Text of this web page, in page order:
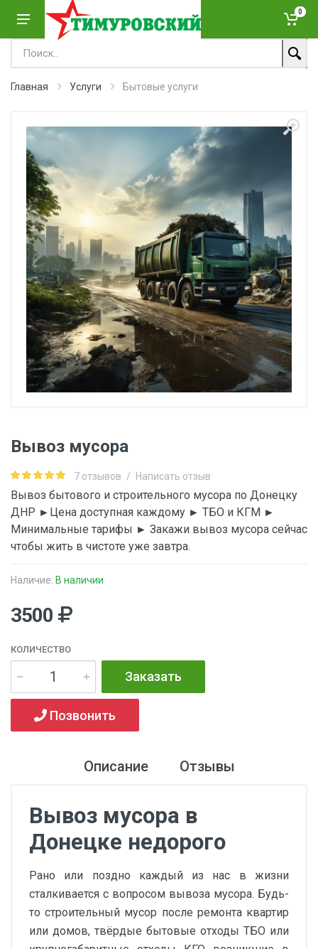
0
Главная Услуги Бытовые услуги
Вывоз мусора
7 отзывов / Написать отзыв
Вывоз бытового и строительного мусора по Донецку
ДНР ►Цена доступная каждому ► ТБО и КГМ ►
Минимальные тарифы ► Закажи вывоз мусора сейчас
чтобы жить в чистоте уже завтра.
Наличие: В наличии
3500
КОЛИЧЕСТВО
Заказать
Позвонить
Описание Отзывы
Вывоз мусора в
Донецке недорого
Рано или поздно каждый из нас в жизни
сталкивается с вопросом вывоза мусора. Будь-
то строительный мусор после ремонта квартир
или домов, твёрдые бытовые отходы ТБО или